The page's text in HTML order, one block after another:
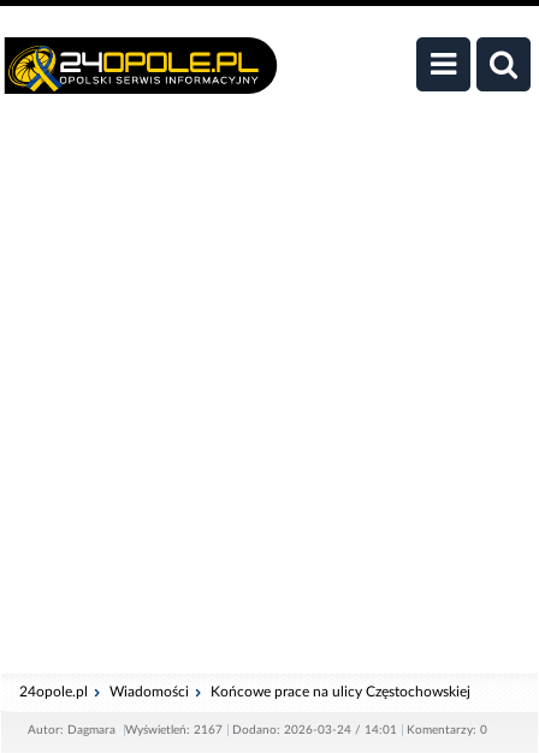
24opole.pl Wiadomości Końcowe prace na ulicy Częstochowskiej
Autor: Dagmara Wyświetleń: 2167 Dodano: 2026-03-24 / 14:01 Komentarzy: 0